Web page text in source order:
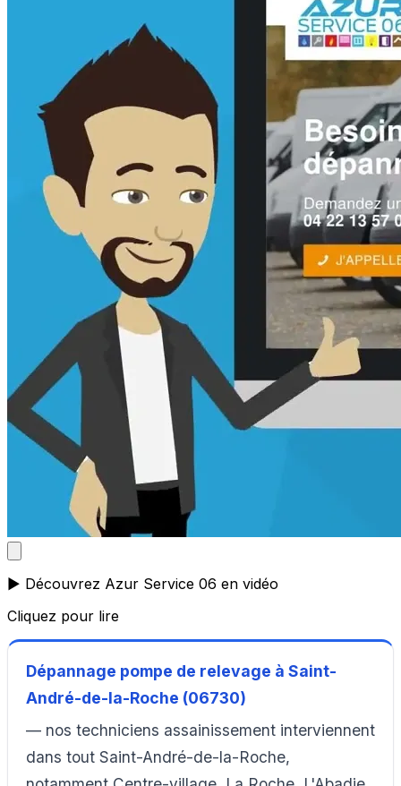
▶️ Découvrez Azur Service 06 en vidéo
Cliquez pour lire
Dépannage pompe de relevage à Saint-
André-de-la-Roche (06730)
— nos techniciens assainissement interviennent
dans tout Saint-André-de-la-Roche,